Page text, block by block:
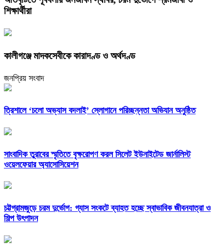
শিক্ষার্থীরা
কালীগঞ্জে মাদকসেবীকে কারাদণ্ড ও অর্থদণ্ড
জনপ্রিয় সংবাদ
‎ত্রিশালে ‘চলো অভ্যাস বদলাই’ স্লোগানে পরিচ্ছন্নতা অভিযান অনুষ্ঠিত
সাংবাদিক তুরাবের স্মৃতিতে বৃক্ষরোপণ করল সিলেট ইউনাইটেড জার্নালিস্ট
ওয়েলফেয়ার অ্যাসোসিয়েশন
চট্টগ্রামজুড়ে চরম দুর্ভোগ: গ্যাস সংকটে ব্যাহত হচ্ছে স্বাভাবিক জীবনযাত্রা ও
শিল্প উৎপাদন